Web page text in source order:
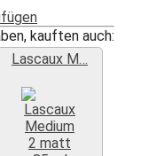
kauften auch:
Lascaux M…